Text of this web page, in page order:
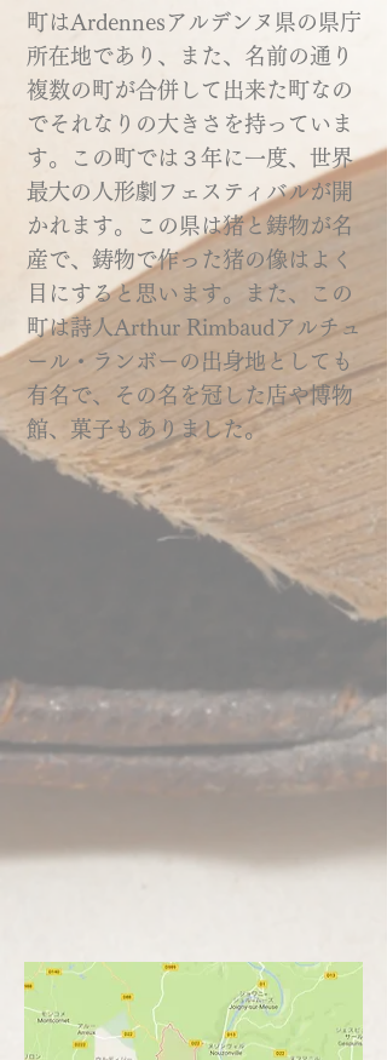
町はArdennesアルデンヌ県の県庁
所在地であり、また、名前の通り
複数の町が合併して出来た町なの
でそれなりの大きさを持っていま
す。この町では３年に一度、世界
最大の人形劇フェスティバルが開
かれます。この県は猪と鋳物が名
産で、鋳物で作った猪の像はよく
目にすると思います。また、この
町は詩人Arthur Rimbaudアルチュ
ール・ランボーの出身地としても
有名で、その名を冠した店や博物
館、菓子もありました。